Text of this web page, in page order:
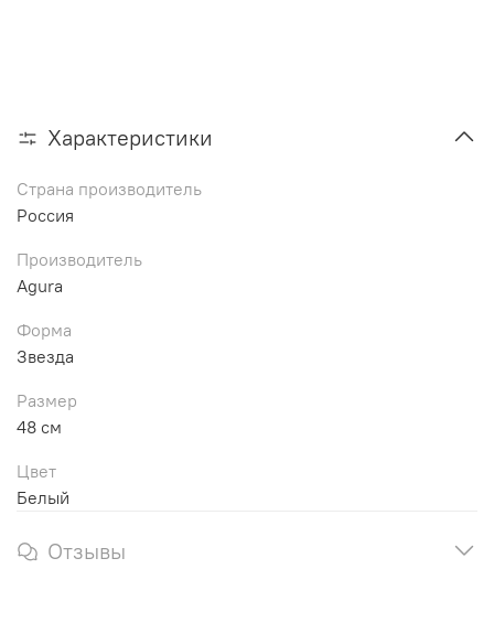
Характеристики
Страна производитель
Россия
Производитель
Agura
Форма
Звезда
Размер
48 см
Цвет
Белый
Отзывы